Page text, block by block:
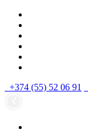
+374 (55) 52 06 91